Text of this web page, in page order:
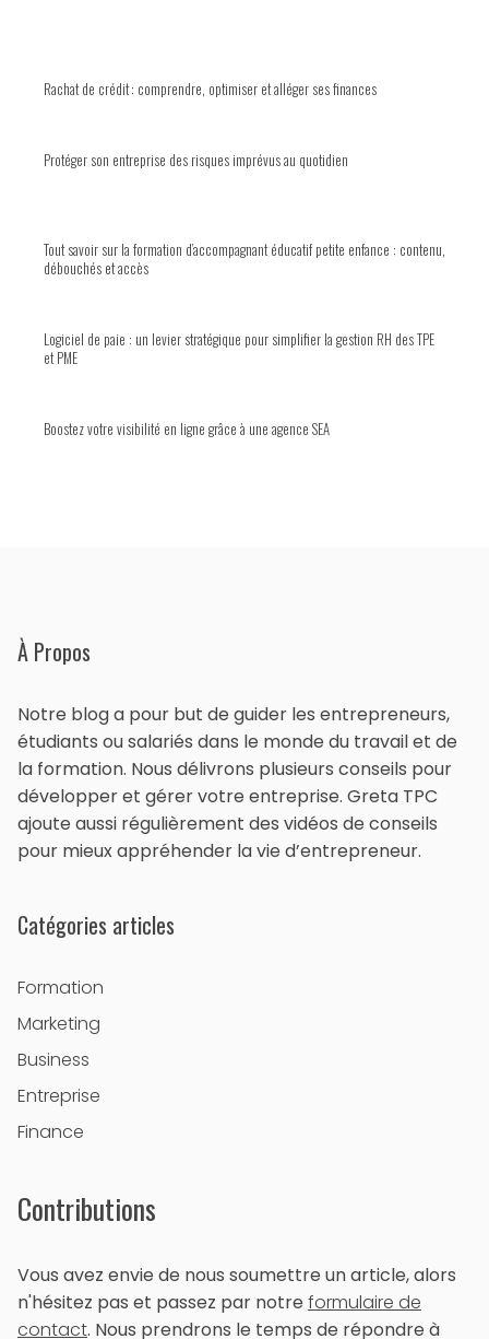
Rachat de crédit : comprendre, optimiser et alléger ses finances
Protéger son entreprise des risques imprévus au quotidien
Tout savoir sur la formation d’accompagnant éducatif petite enfance : contenu,
débouchés et accès
Logiciel de paie : un levier stratégique pour simplifier la gestion RH des TPE
et PME
Boostez votre visibilité en ligne grâce à une agence SEA
À Propos
Notre blog a pour but de guider les entrepreneurs,
étudiants ou salariés dans le monde du travail et de
la formation. Nous délivrons plusieurs conseils pour
développer et gérer votre entreprise. Greta TPC
ajoute aussi régulièrement des vidéos de conseils
pour mieux appréhender la vie d’entrepreneur.
Catégories articles
Formation
Marketing
Business
Entreprise
Finance
Contributions
Vous avez envie de nous soumettre un article, alors
n'hésitez pas et passez par notre formulaire de
contact. Nous prendrons le temps de répondre à